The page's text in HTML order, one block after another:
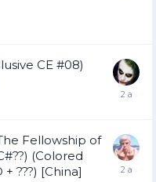
CE #08)
Fellowship of
(Colored
???) [China]